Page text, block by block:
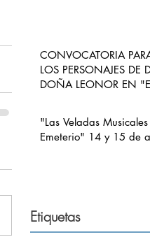
CONVOCATORIA
LOS PERSONAJES DE
DOÑA LEONOR EN
"Las Veladas
Emeterio" 14 y 15 de
Etiquetas